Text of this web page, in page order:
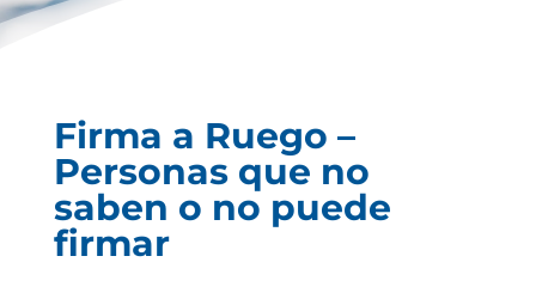
Firma a Ruego –
Personas que no
saben o no puede
firmar